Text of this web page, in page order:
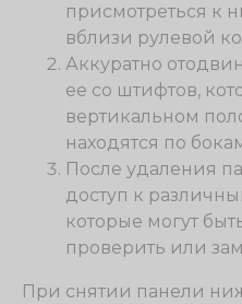
присмотреться к
вблизи рулевой
Аккуратно
ее со штифтов,
вертикальном
находятся по
После удаления
доступ к
которые могут
проверить или
При снятии панели